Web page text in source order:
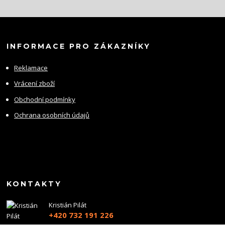
INFORMACE PRO ZÁKAZNÍKY
Reklamace
Vrácení zboží
Obchodní podmínky
Ochrana osobních údajů
KONTAKTY
Kristián Pilát
+420 732 191 226